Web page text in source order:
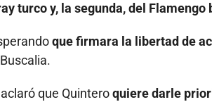
turco y, la segunda, del Flamengo
que firmara la libertad de
que Quinteroquiere darle